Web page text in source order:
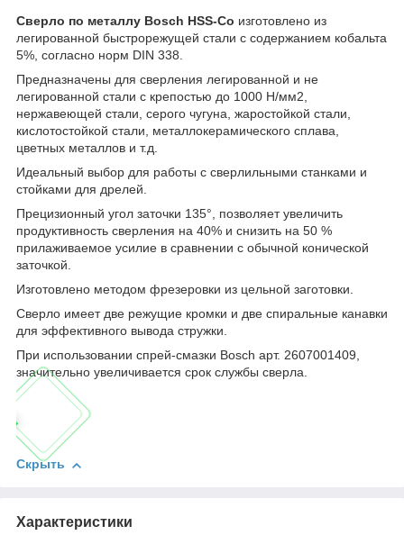
Сверло по металлу Bosch HSS-Co изготовлено из
легированной быстрорежущей стали с содержанием кобальта
5%, согласно норм DIN 338.
Предназначены для сверления легированной и не
легированной стали с крепостью до 1000 Н/мм2,
нержавеющей стали, серого чугуна, жаростойкой стали,
кислотостойкой стали, металлокерамического сплава,
цветных металлов и т.д.
Идеальный выбор для работы с сверлильными станками и
стойками для дрелей.
Прецизионный угол заточки 135°, позволяет увеличить
продуктивность сверления на 40% и снизить на 50 %
прилаживаемое усилие в сравнении с обычной конической
заточкой.
Изготовлено методом фрезеровки из цельной заготовки.
Сверло имеет две режущие кромки и две спиральные канавки
для эффективного вывода стружки.
При использовании спрей-смазки Bosch арт. 2607001409,
значительно увеличивается срок службы сверла.
Скрыть
Характеристики